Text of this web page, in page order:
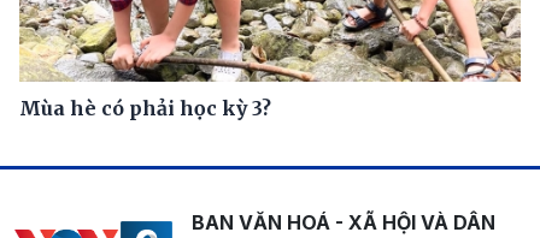
Mùa hè có phải học kỳ 3?
BAN VĂN HOÁ - XÃ HỘI VÀ DÂN